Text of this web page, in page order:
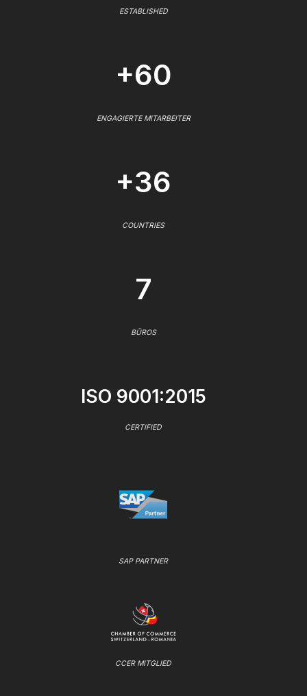
ESTABLISHED
+60
ENGAGIERTE MITARBEITER
+36
COUNTRIES
7
BÜROS
ISO 9001:2015
CERTIFIED
SAP PARTNER
CCER MITGLIED